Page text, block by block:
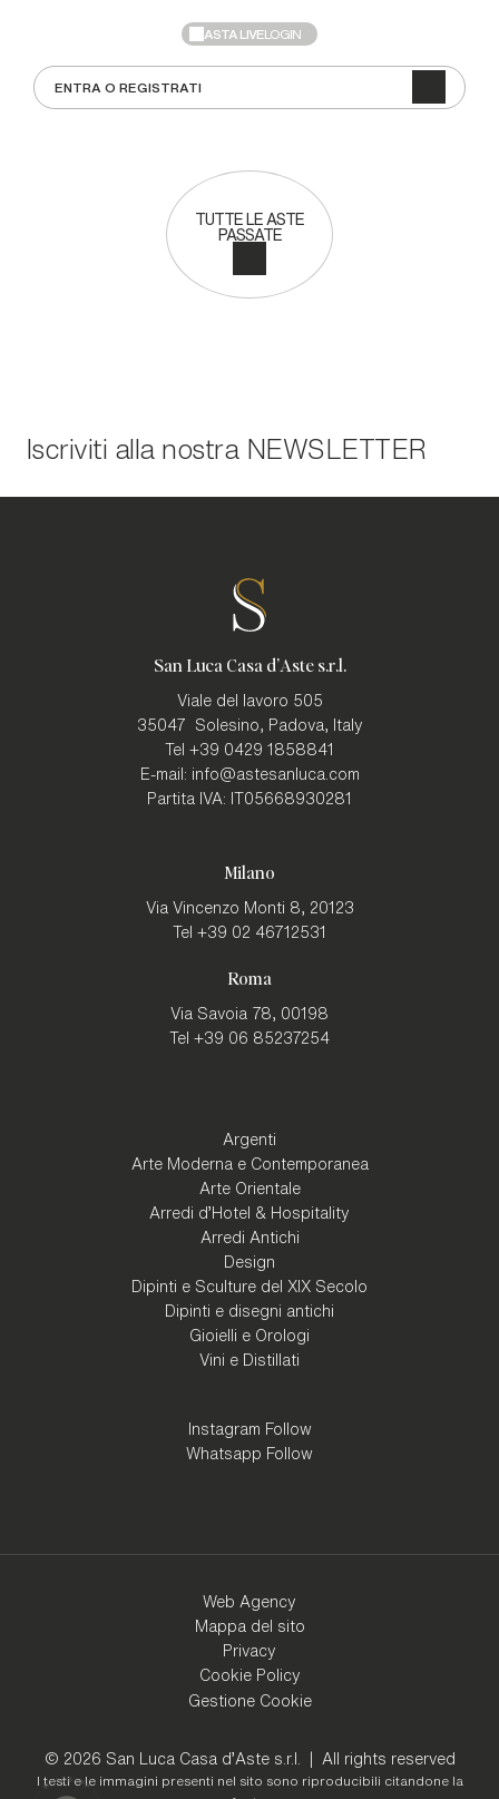
ASTA LIVELOGIN
ENTRA O REGISTRATI
TUTTE LE ASTE
PASSATE
Iscriviti alla nostra NEWSLETTER
San Luca Casa d'Aste s.r.l.
Viale del lavoro 505
35047 Solesino, Padova, Italy
Tel +39 0429 1858841
E-mail: info@astesanluca.com
Partita IVA: IT05668930281
Milano
Via Vincenzo Monti 8, 20123
Tel +39 02 46712531
Roma
Via Savoia 78, 00198
Tel +39 06 85237254
Argenti
Arte Moderna e Contemporanea
Arte Orientale
Arredi d'Hotel & Hospitality
Arredi Antichi
Design
Dipinti e Sculture del XIX Secolo
Dipinti e disegni antichi
Gioielli e Orologi
Vini e Distillati
Instagram Follow
Whatsapp Follow
© 2026 San Luca Casa d'Aste s.r.l. | All rights reserved
I testi e le immagini presenti nel sito sono riproducibili citandone la
Web Agency
Mappa del sito
Privacy
Cookie Policy
Gestione Cookie